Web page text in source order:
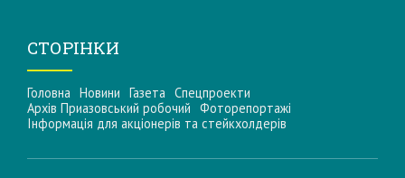
СТОРІНКИ
Головна Новини Газета Спецпроекти
Архів Приазовський робочий Фоторепортажі
Інформацiя для акцiонерiв та стейкхолдерiв